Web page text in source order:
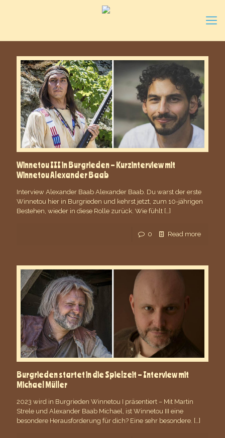
Winnetou III in Burgrieden – Kurzinterview mit
Winnetou Alexander Baab
Interview Alexander Baab Alexander Baab. Du warst der erste
Winnetou hier in Burgrieden und kehrst jetzt, zum 10-jährigen
Bestehen, wieder in diese Rolle zurück. Wie fühlt […]
0 Read more
Burgrieden startet in die Spielzeit – Interview mit
Michael Müller
2023 wird in Burgrieden Winnetou I präsentiert – Mit Martin
Strele und Alexander Baab Michael, ist Winnetou III eine
besondere Herausforderung für dich? Eine sehr besondere. […]